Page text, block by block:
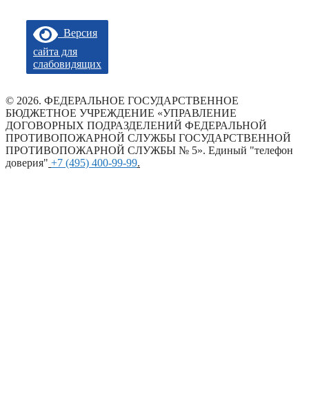
Версия
сайта для
слабовидящих
© 2026. ФЕДЕРАЛЬНОЕ ГОСУДАРСТВЕННОЕ
БЮДЖЕТНОЕ УЧРЕЖДЕНИЕ «УПРАВЛЕНИЕ
ДОГОВОРНЫХ ПОДРАЗДЕЛЕНИЙ ФЕДЕРАЛЬНОЙ
ПРОТИВОПОЖАРНОЙ СЛУЖБЫ ГОСУДАРСТВЕННОЙ
ПРОТИВОПОЖАРНОЙ СЛУЖБЫ № 5». Единый "телефон
доверия" +7 (495) 400-99-99.